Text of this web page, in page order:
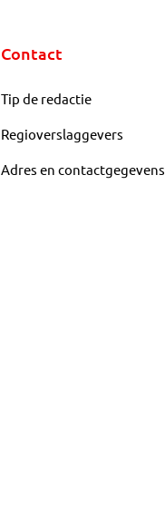
Contact
Tip de redactie
Regioverslaggevers
Adres en contactgegevens